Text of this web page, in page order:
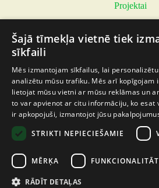
Projektai
Privatumo
Slapukų
SUTELKIAME JŪSŲ
Šajā tīmekļa vietnē tiek
sīkfaili
Mēs izmantojam sīkfailus, lai
analizētu mūsu trafiku. Mēs arī kopīgojam
lietojat mūsu vietni ar mūsu reklāmas un
to var apvienot ar citu informāciju, ko esat
ir apkopojuši, izmantojot jūsu
STRIKTI NEPIECIEŠAMIE
MĒRĶA
RĀDĪT DETAĻAS